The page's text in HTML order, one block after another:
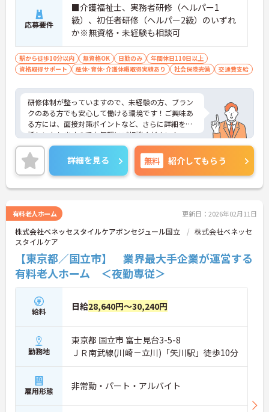
応募要件
■介護福祉士、実務者研修（ヘルパー1
級）、初任者研修（ヘルパー2級）のいずれ
か※無資格・未経験も相談可
駅から徒歩10分以内 無資格OK 日勤のみ
年間休日110日以上
資格取得サポート
産休･育休･介護休暇取得実績あり 社会保険完備 交通費支給
研修体制が整っていますので、未経験の方、ブラン
クのある方でも安心して働ける環境です！ご興味あ
る方には、面接対策ポイントなど、さらに詳細をお
話しいたしますのでお気軽にご相談ください！
詳細を見る 無料 紹介してもらう
有料老人ホーム 更新日：2026年02月11日
株式会社ベネッセスタイルケアボンセジュール国立
株式会社ベネッセ
スタイルケア
【東京都／国立市】 業界最大手企業が運営する
有料老人ホーム ＜夜勤専従＞
給料 日給28,640円～30,240円
勤務地
東京都 国立市 富士見台3-5-8
ＪＲ南武線(川崎－立川)「矢川駅」徒歩10分
雇用形態 非常勤・パート・アルバイト